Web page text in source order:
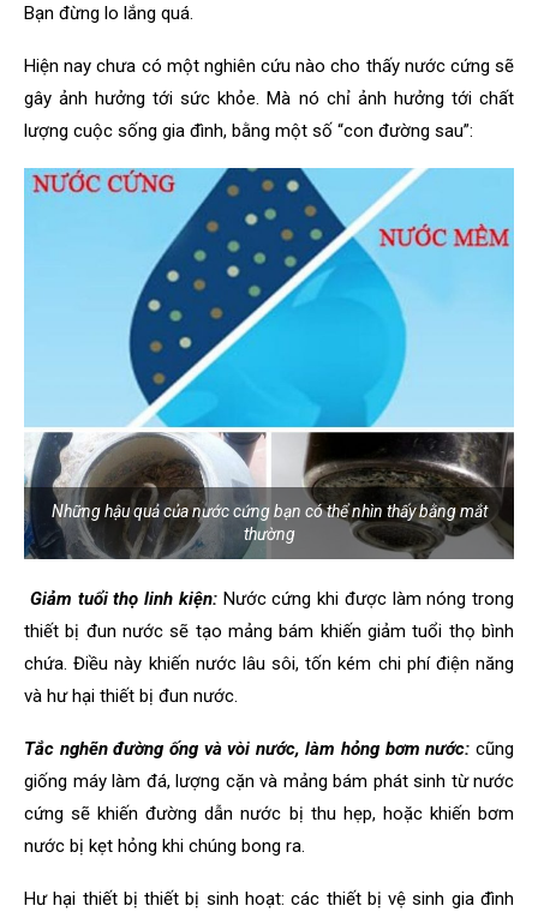
Bạn đừng lo lắng quá.
Hiện nay chưa có một nghiên cứu nào cho thấy nước cứng sẽ
gây ảnh hưởng tới sức khỏe. Mà nó chỉ ảnh hưởng tới chất
lượng cuộc sống gia đình, bằng một số “con đường sau”:
Những hậu quả của nước cứng bạn có thể nhìn thấy bằng mắt
thường
Giảm tuổi thọ linh kiện:Nước cứng khi được làm nóng trong
thiết bị đun nước sẽ tạo mảng bám khiến giảm tuổi thọ bình
chứa. Điều này khiến nước lâu sôi, tốn kém chi phí điện năng
và hư hại thiết bị đun nước.
Tắc nghẽn đường ống và vòi nước, làm hỏng bơm nước: cũng
giống máy làm đá, lượng cặn và mảng bám phát sinh từ nước
cứng sẽ khiến đường dẫn nước bị thu hẹp, hoặc khiến bơm
nước bị kẹt hỏng khi chúng bong ra.
Hư hại thiết bị thiết bị sinh hoạt: các thiết bị vệ sinh gia đình